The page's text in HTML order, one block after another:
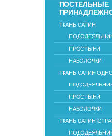
ПОСТЕЛЬНЫЕ
ТКАНЬ САТИН
ПРОСТЫНИ
НАВОЛОЧКИ
ТКАНЬ САТИН
ПРОСТЫНИ
НАВОЛОЧКИ
ТКАНЬ САТИН-